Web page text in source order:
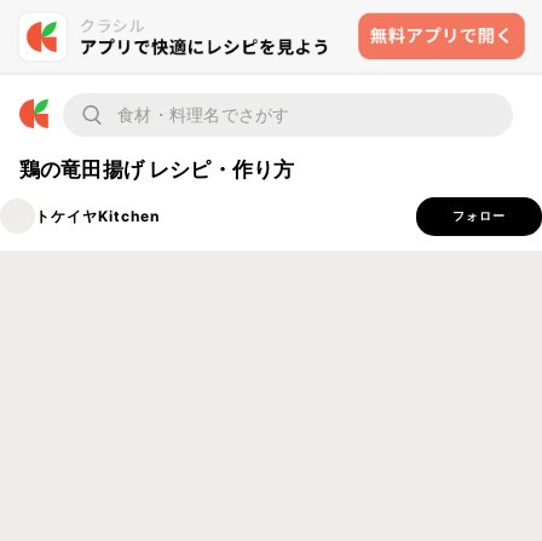
鶏の竜田揚げ レシピ・作り方
トケイヤKitchen フォロー